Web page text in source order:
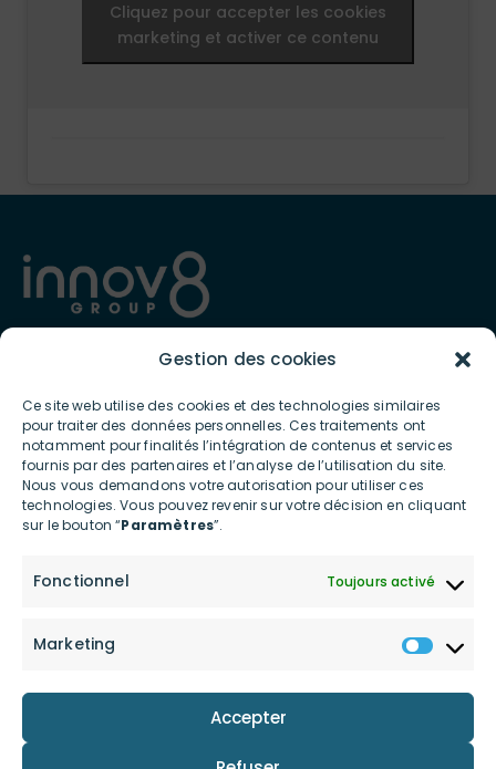
Gestion des cookies
Ce site web utilise des cookies et des technologies similaires
pour traiter des données personnelles. Ces traitements ont
notamment pour finalités l’intégration de contenus et services
fournis par des partenaires et l’analyse de l’utilisation du site.
Nous vous demandons votre autorisation pour utiliser ces
technologies. Vous pouvez revenir sur votre décision en cliquant
sur le bouton “Paramètres”.
Fonctionnel Toujours activé
Marketing
Accepter
Cliquez pour accepter les cookies
marketing et activer ce contenu
est spécialiste de l’écosystème digital et connecté et met à
disposition des professionnels et des particuliers des services et
produits ultra-innovants contribuant à la transition écologique
et posant les bases d’une consommation digitale bas carbone.
LIENS UTILES
Accueil
innov8 Connect
Actualités